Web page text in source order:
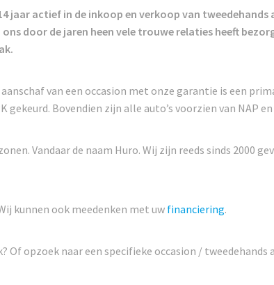
jaar actief in de inkoop en verkoop van tweedehands
door de jaren heen vele trouwe relaties heeft
van een occasion met onze garantie is een
Bovendien zijn alle auto’s voorzien van NAP
Vandaar de naam Huro. Wij zijn reeds sinds 2000
kunnen ook meedenken met uwfinanciering.
Of opzoek naar een specifieke occasion /